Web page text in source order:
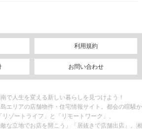
利用規約
お問い合わせ
で人生を変える新しい暮らしを見つけよう！
エリアの店舗物件・住宅情報サイト。都会の喧騒か
ゾートライフ」と「リモートワーク」、
な立地でお店を開こう」「居抜きで店舗出店」。湘